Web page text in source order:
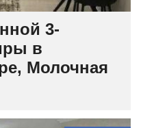
3-
в
Молочная